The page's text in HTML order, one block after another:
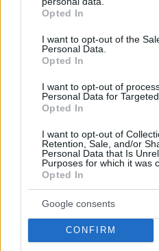
grant or deny consent to
use your data for below
consent section.
Opted In
I want to opt-out of the
Personal Data.
Opted In
I want to opt-out of
Personal Data for
Opted In
I want to opt-out of
Retention, Sale, and/or
Personal Data that Is
Purposes for which it was
Opted In
Google consents
CONFIRM
29.09.2020, 19:41
Ο Τσιπρας τον ειχε ηδη
ειδε ο εισαγγελεασ;
ΑΠΑΝΤΗΣΗ
Γλυκά ρωτάω
29.09.2020, 19:41
Ριχάρδος είναι εκείνος
κουκουλοφόρων του
ΑΠΑΝΤΗΣΗ
ΦΟΡΤΩΣΗ